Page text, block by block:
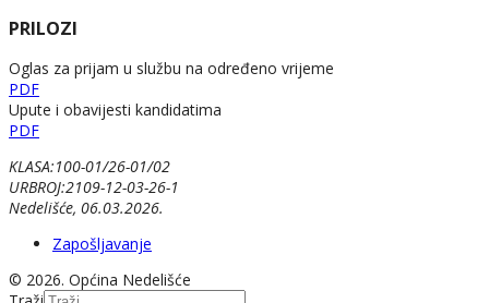
PRILOZI
Oglas za prijam u službu na određeno vrijeme
PDF
Upute i obavijesti kandidatima
PDF
KLASA:100-01/26-01/02
URBROJ:2109-12-03-26-1
Nedelišće, 06.03.2026.
Zapošljavanje
© 2026. Općina Nedelišće